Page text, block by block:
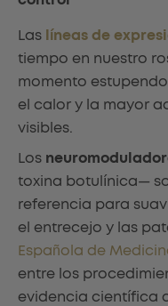
Las líneas de
tiempo en nuestro
momento
el calor y la mayor
visibles.
Los
toxina botulínica—
referencia para
el entrecejo y las
Española de
entre los
evidencia científica